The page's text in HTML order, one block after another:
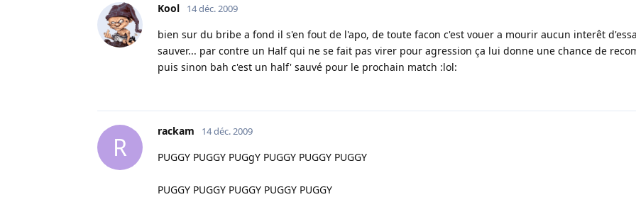
Kool 14 déc. 2009
bien sur du bribe a fond il s'en fout de l'apo, de toute facon c'est vouer a mourir aucun interêt
sauver... par contre un Half qui ne se fait pas virer pour agression ça lui donne une chance de
puis sinon bah c'est un half' sauvé pour le prochain match :lol:
R
rackam 14 déc. 2009
PUGGY PUGGY PUGgY PUGGY PUGGY PUGGY
PUGGY PUGGY PUGGY PUGGY PUGGY